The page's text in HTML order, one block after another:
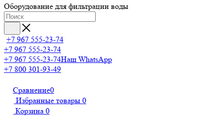
Оборудование для фильтрации воды
+7 967 555-23-74
+7 967 555-23-74
+7 967 555-23-74Наш WhatsApp
+7 800 301-93-49
Сравнение0
Избранные товары 0
Корзина 0